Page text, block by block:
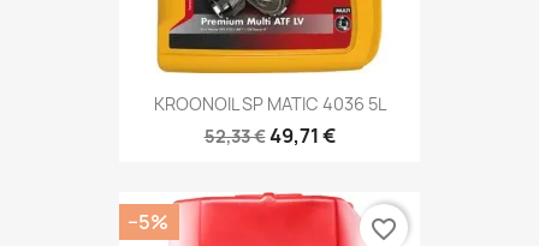
KROONOIL SP MATIC 4036 5L
52,33 €49,71 €
−5% favorite_border